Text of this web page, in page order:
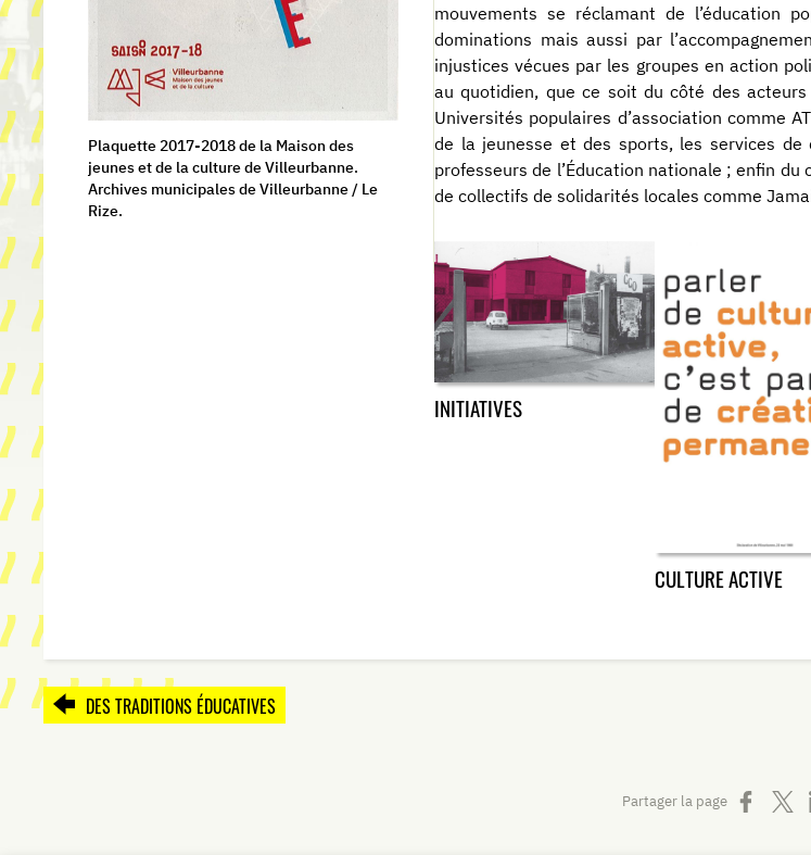
mouvements se réclamant de l’éducation
dominations mais aussi par
injustices vécues par les groupes en action
au quotidien, que ce soit du côté des
Universités populaires d’association comme
de la jeunesse et des sports, les services
professeurs de l’Éducation nationale ; enfin
de collectifs de solidarités locales comme
INITIATIVES
CULTURE ACTIVE
Plaquette 2017-2018 de la Maison des
jeunes et de la culture de Villeurbanne.
Archives municipales de Villeurbanne / Le
Rize.
DES TRADITIONS ÉDUCATIVES
Partager la page Partager sur